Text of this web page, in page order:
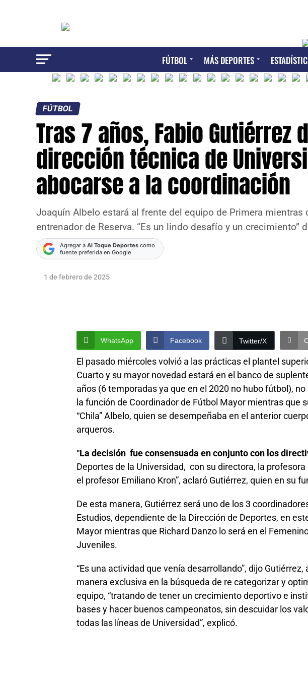
FÚTBOL MÁS DEPORTES
FÚTBOL
Tras 7 años, Fabio Gutiérrez
dirección técnica de
abocarse a la coordinación
Joaquín Albelo estará al frente del equipo de Primera mientras
entrenador de Reserva. “Es un lindo desafío y un crecimiento”
Agregar a Al Toque Deportes como
fuente preferida en Google
1 de febrero de 2025
WhatsApp Facebook Twitter/X
El pasado miércoles volvió a las prácticas el plantel
Cuarto y su mayor novedad estará en el banco de
años (6 temporadas ya que en el 2020 no hubo fútbol),
la función de Coordinador de Fútbol Mayor mientras que
“Chila” Albelo, quien se desempeñaba en el anterior
arqueros.
“La decisión fue consensuada en conjunto con los
Deportes de la Universidad, con su directora, la
el profesor Emiliano Kron”, aclaró Gutiérrez, quien en su
De esta manera, Gutiérrez será uno de los 3
Estudios, dependiente de la Dirección de Deportes, en
Mayor mientras que Richard Danzo lo será en el
Juveniles.
“Es una actividad que venía desarrollando”, dijo
manera exclusiva en la búsqueda de re categorizar y
equipo, “tratando de tener un crecimiento deportivo e
bases y hacer buenos campeonatos, sin descuidar los
todas las líneas de Universidad”, explicó.